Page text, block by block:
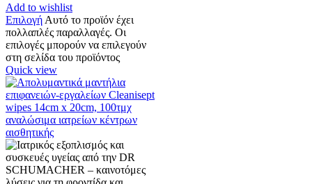
Add to wishlist
Επιλογή Αυτό το προϊόν έχει
πολλαπλές παραλλαγές. Οι
επιλογές μπορούν να επιλεγούν
στη σελίδα του προϊόντος
Quick view